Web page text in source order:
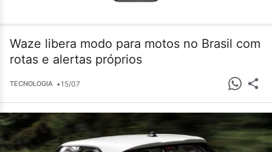
Waze libera modo para motos no Brasil com
rotas e alertas próprios
TECNOLOGIA •15/07